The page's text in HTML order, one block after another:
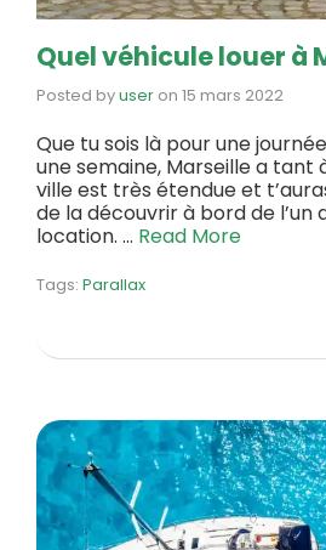
Quel véhicule louer à
Posted byuser on 15 mars 2022
Que tu sois là pour une
une semaine, Marseille a tant
ville est très étendue et
de la découvrir à bord de l’un
location. … Read More
Tags: Parallax